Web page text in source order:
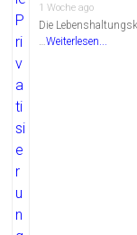
1 Woche ago
Die
…Weiterlesen...